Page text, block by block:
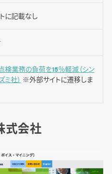
に記載なし
検業務の負荷を15％軽減（シン
ミ社） ※外部サイトに遷移しま
式会社